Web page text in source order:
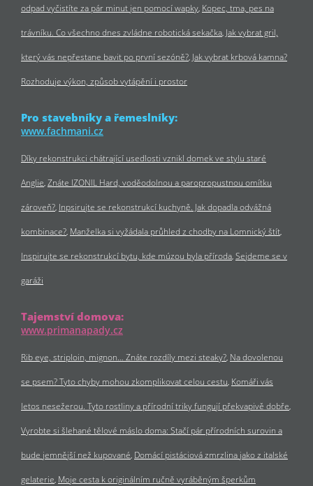
odpad vyčistíte za pár minut jen pomocí wapky Kopec, tma, pes na
trávníku. Co všechno dnes zvládne robotická sekačka Jak vybrat gril,
který vás nepřestane bavit po první sezóně? Jak vybrat krbová kamna?
Rozhoduje výkon, způsob vytápění i prostor
Pro stavebníky a řemeslníky:
www.fachmani.cz
Díky rekonstrukci chátrající usedlosti vznikl domek ve stylu staré
Anglie Znáte IZONIL Hard, voděodolnou a paropropustnou omítku
zároveň? Inpsirujte se rekonstrukcí kuchyně. Jak dopadla odvážná
kombinace? Manželka si vyžádala průhled z chodby na Lomnický štít
Inspirujte se rekonstrukcí bytu, kde múzou byla příroda Sejdeme se v
garáži
Tajemství domova:
www.primanapady.cz
Rib eye, striploin, mignon… Znáte rozdíly mezi steaky? Na dovolenou
se psem? Tyto chyby mohou zkomplikovat celou cestu Komáři vás
letos nesežerou. Tyto rostliny a přírodní triky fungují překvapivě dobře
Vyrobte si šlehané tělové máslo doma: Stačí pár přírodních surovin a
bude jemnější než kupované Domácí pistáciová zmrzlina jako z italské
gelaterie Moje cesta k originálním ručně vyráběným šperkům